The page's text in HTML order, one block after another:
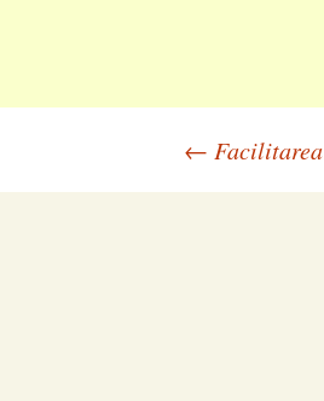
Navigare
← Facilitarea